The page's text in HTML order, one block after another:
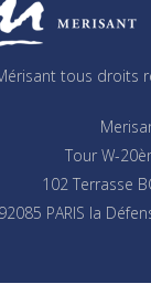
tous droits
Tour W-
102 Terrasse
92085 PARIS la